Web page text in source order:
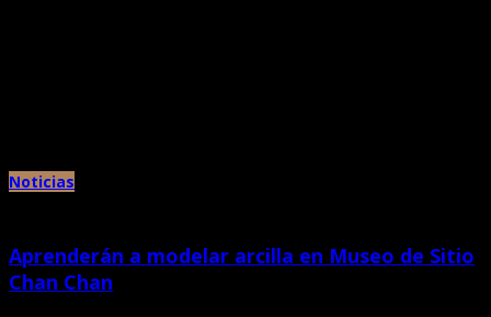
Noticias
Aprenderán a modelar arcilla en Museo de Sitio
Chan Chan